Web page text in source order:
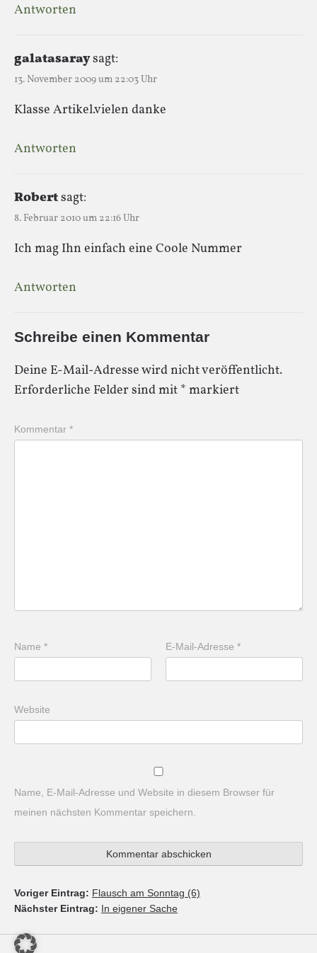
Antworten
galatasaraysagt:
13. November 2009 um 22:03 Uhr
Klasse Artikel.vielen danke
Antworten
Robertsagt:
8. Februar 2010 um 22:16 Uhr
Ich mag Ihn einfach eine Coole Nummer
Antworten
Schreibe einen Kommentar
Deine E-Mail-Adresse wird nicht veröffentlicht.
Erforderliche Felder sind mit * markiert
Kommentar *
Name * E-Mail-Adresse*
Website
Name, E-Mail-Adresse und Website in diesem Browser für
meinen nächsten Kommentar speichern.
Voriger Eintrag: Flausch am Sonntag (6)
Nächster Eintrag: In eigener Sache